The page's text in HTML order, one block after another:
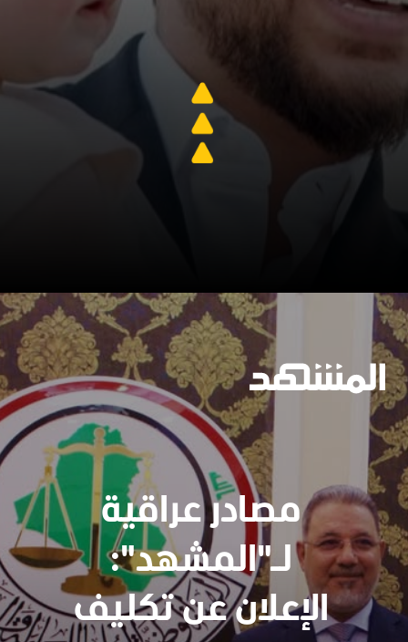
جارٍ الفتح
سنجدهــم كلهـم
وسيعاقبون جميعا
مصادر عراقية
لـ"المشهد":
الإعلان عن تكليف